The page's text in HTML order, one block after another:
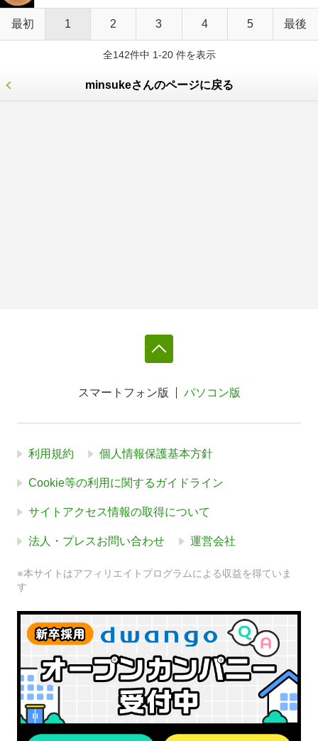
最初 1 2 3 4 5 最後
全142件中 1-20 件を表示
minsukeさんのページに戻る
スマートフォン版 パソコン版
利用規約 個人情報保護基本方針
Cookie等の利用に関するガイドライン
サイトアクセス情報の取得について
法人・プレスお問い合わせ 運営会社
※本サイトはアフィリエイトプログラムによる収益を得ていま
す